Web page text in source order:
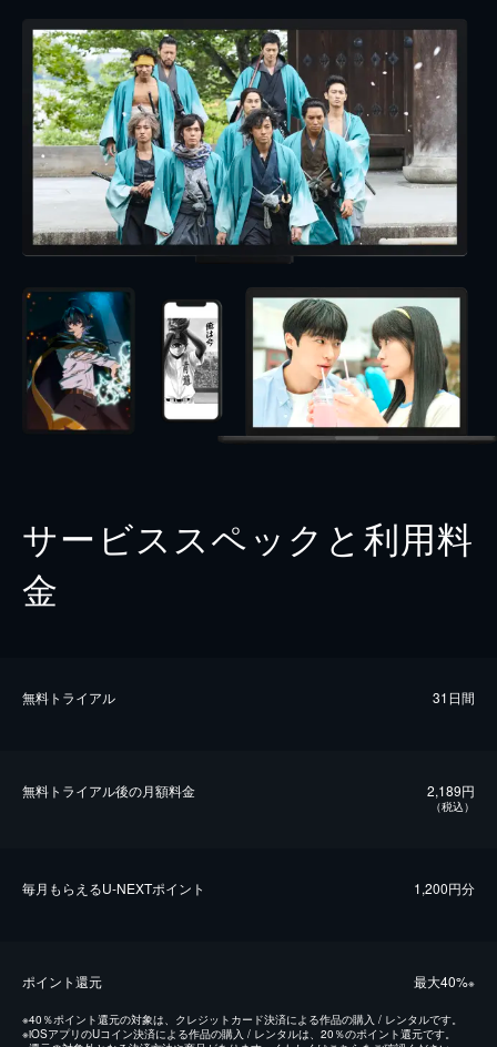
サービススペックと利用料
金
無料トライアル 31日間
無料トライアル後の⽉額料金 2,189円
（税込）
毎⽉もらえるU-NEXTポイント 1,200円分
ポイント還元 最⼤40%※
※40％ポイント還元の対象は、クレジットカード決済による作品の購入 / レンタルです。
※iOSアプリのUコイン決済による作品の購入 / レンタルは、20％のポイント還元です。